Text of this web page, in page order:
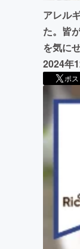
アレル
た。皆
を気に
2024年
ポス